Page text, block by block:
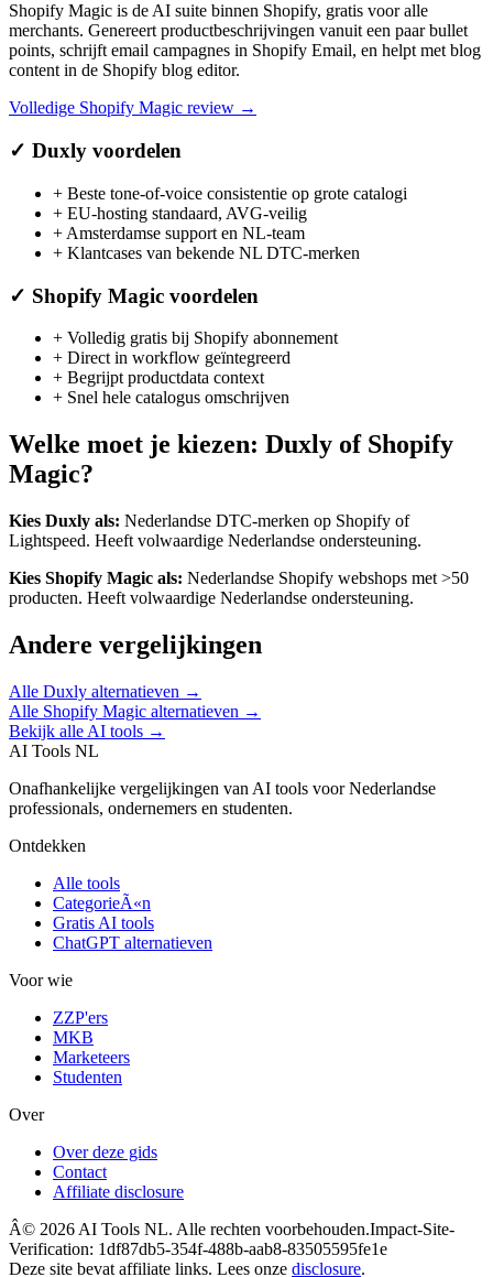
Shopify Magic is de AI suite binnen Shopify, gratis voor alle
merchants. Genereert productbeschrijvingen vanuit een paar bullet
points, schrijft email campagnes in Shopify Email, en helpt met blog
content in de Shopify blog editor.
Volledige Shopify Magic review →
✓ Duxly voordelen
+ Beste tone-of-voice consistentie op grote catalogi
+ EU-hosting standaard, AVG-veilig
+ Amsterdamse support en NL-team
+ Klantcases van bekende NL DTC-merken
✓ Shopify Magic voordelen
+ Volledig gratis bij Shopify abonnement
+ Direct in workflow geïntegreerd
+ Begrijpt productdata context
+ Snel hele catalogus omschrijven
Welke moet je kiezen: Duxly of Shopify
Magic?
Kies Duxly als: Nederlandse DTC-merken op Shopify of
Lightspeed. Heeft volwaardige Nederlandse ondersteuning.
Kies Shopify Magic als: Nederlandse Shopify webshops met >50
producten. Heeft volwaardige Nederlandse ondersteuning.
Andere vergelijkingen
Alle Duxly alternatieven →
Alle Shopify Magic alternatieven →
Bekijk alle AI tools →
AI Tools NL
Onafhankelijke vergelijkingen van AI tools voor Nederlandse
professionals, ondernemers en studenten.
Ontdekken
Alle tools
CategorieÃ«n
Gratis AI tools
ChatGPT alternatieven
Voor wie
ZZP'ers
MKB
Marketeers
Studenten
Over
Over deze gids
Contact
Affiliate disclosure
Â© 2026 AI Tools NL. Alle rechten voorbehouden.Impact-Site-
Verification: 1df87db5-354f-488b-aab8-83505595fe1e
Deze site bevat affiliate links. Lees onze disclosure.